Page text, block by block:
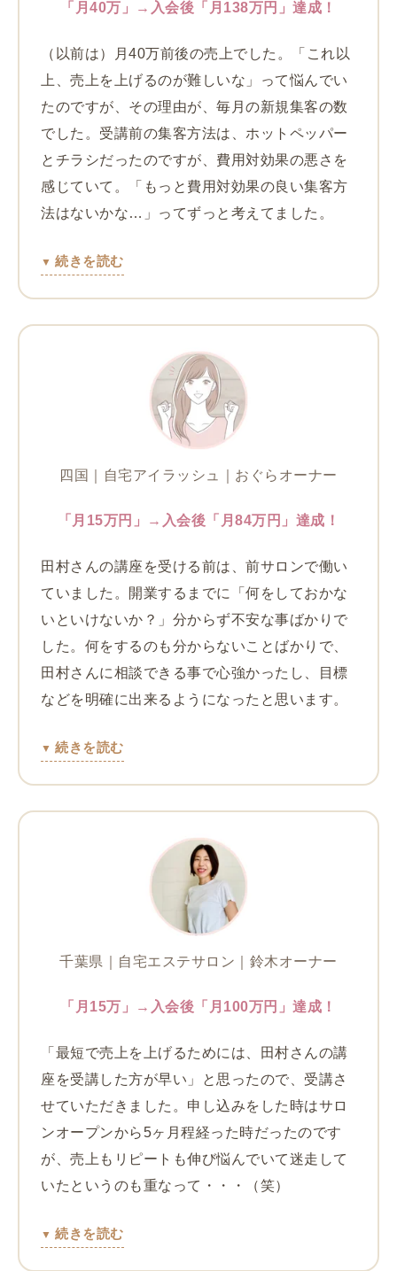
「月40万」→入会後「月138万円」達成！
（以前は）月40万前後の売上でした。「これ以
上、売上を上げるのが難しいな」って悩んでい
たのですが、その理由が、毎月の新規集客の数
でした。受講前の集客方法は、ホットペッパー
とチラシだったのですが、費用対効果の悪さを
感じていて。「もっと費用対効果の良い集客方
法はないかな…」ってずっと考えてました。
続きを読む
四国｜自宅アイラッシュ｜おぐらオーナー
「月15万円」→入会後「月84万円」達成！
田村さんの講座を受ける前は、前サロンで働い
ていました。開業するまでに「何をしておかな
いといけないか？」分からず不安な事ばかりで
した。何をするのも分からないことばかりで、
田村さんに相談できる事で心強かったし、目標
などを明確に出来るようになったと思います。
続きを読む
千葉県｜自宅エステサロン｜鈴木オーナー
「月15万」→入会後「月100万円」達成！
「最短で売上を上げるためには、田村さんの講
座を受講した方が早い」と思ったので、受講さ
せていただきました。申し込みをした時はサロ
ンオープンから5ヶ月程経った時だったのです
が、売上もリピートも伸び悩んでいて迷走して
いたというのも重なって・・・（笑）
続きを読む